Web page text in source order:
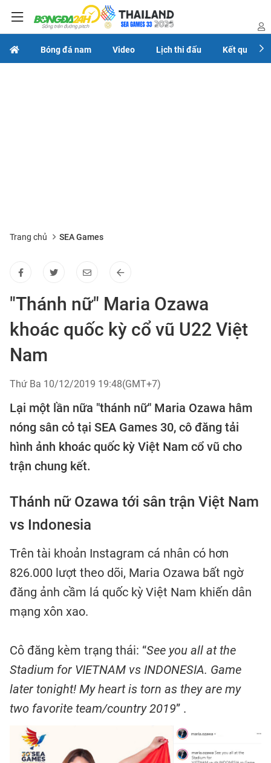
Bóng đá nam Video Lịch thi đấu Kết quả
Trang chủ SEA Games
"Thánh nữ" Maria Ozawa
khoác quốc kỳ cổ vũ U22 Việt
Nam
Thứ Ba 10/12/2019 19:48(GMT+7)
Lại một lần nữa "thánh nữ" Maria Ozawa hâm
nóng sân cỏ tại SEA Games 30, cô đăng tải
hình ảnh khoác quốc kỳ Việt Nam cổ vũ cho
trận chung kết.
Thánh nữ Ozawa tới sân trận Việt Nam
vs Indonesia
Trên tài khoản Instagram cá nhân có hơn
826.000 lượt theo dõi, Maria Ozawa bất ngờ
đăng ảnh cầm lá quốc kỳ Việt Nam khiến dân
mạng xôn xao.
Cô đăng kèm trạng thái: “See you all at the
Stadium for VIETNAM vs INDONESIA. Game
later tonight! My heart is torn as they are my
two favorite team/country 2019” .